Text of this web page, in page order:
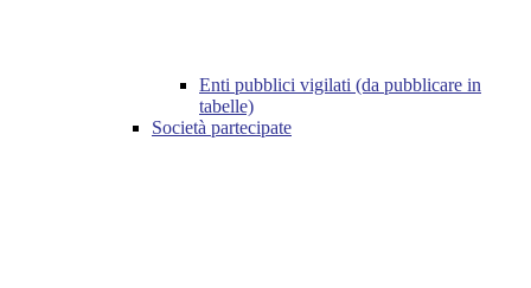
Enti pubblici vigilati (da pubblicare in
tabelle)
Società partecipate